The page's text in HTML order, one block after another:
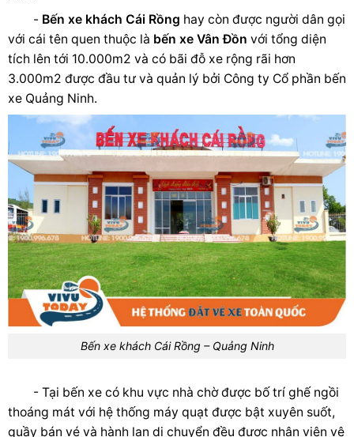
- Bến xe khách Cái Rồng hay còn được người dân gọi
với cái tên quen thuộc là bến xe Vân Đồn với tổng diện
tích lên tới 10.000m2 và có bãi đỗ xe rộng rãi hơn
3.000m2 được đầu tư và quản lý bởi Công ty Cổ phần bến
xe Quảng Ninh.
Bến xe khách Cái Rồng – Quảng Ninh
- Tại bến xe có khu vực nhà chờ được bố trí ghế ngồi
thoáng mát với hệ thống máy quạt được bật xuyên suốt,
quầy bán vé và hành lan di chuyển đều được nhân viên vệ